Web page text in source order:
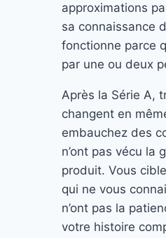
approximations
sa connaissance
fonctionne parce
par une ou deux
Après la Série A,
changent en
embauchez des
n’ont pas vécu la
produit. Vous
qui ne vous
n’ont pas la
votre histoire